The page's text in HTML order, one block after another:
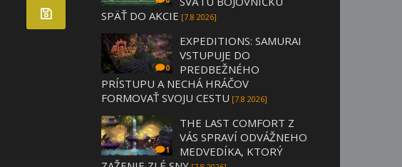
SPÄŤ DO AKCIE [7.8 2026]
0
EXPEDITIONS: SAMURAI
VSTUPUJE DO
PREDBEŽNÉHO
PRÍSTUPU A NECHÁ HRÁČOV
FORMOVAŤ SVOJU CESTU [7.8 2026]
1
THE LAST COMFORT Z
VÁS SPRAVÍ ODVÁŽNEHO
MEDVEDÍKA, KTORÝ